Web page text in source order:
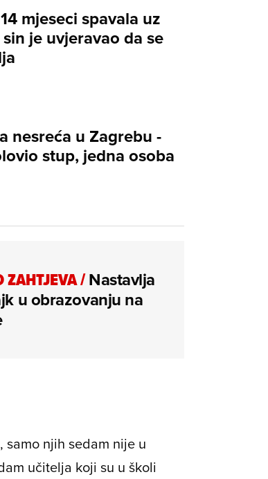
mjeseci spavala uz
je uvjeravao da se
nesreća u Zagrebu -
stup, jedna osoba
ZAHTJEVA/Nastavlja
u obrazovanju na
njih sedam nije u
učitelja koji su u školi